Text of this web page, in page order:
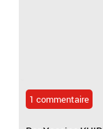
1 commentaire